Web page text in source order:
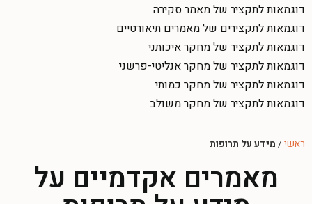
דוגמאות לתקציר של מאמר סקירה
דוגמאות לתקצירים של מאמרים תיאורטיים
דוגמאות לתקציר של מחקר איכותני
דוגמאות לתקציר של מחקר אנליטי-פרשני
דוגמאות לתקציר של מחקר כמותי
דוגמאות לתקציר של מחקר משולב
ראשי / מידע על תרופות
מאמרים אקדמיים על